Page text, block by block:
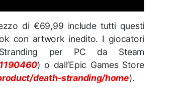
di €69,99 include tutti questi
con artwork inedito. I giocatori
per PC da Steam
) o dall’Epic Games Store
death-stranding/home).